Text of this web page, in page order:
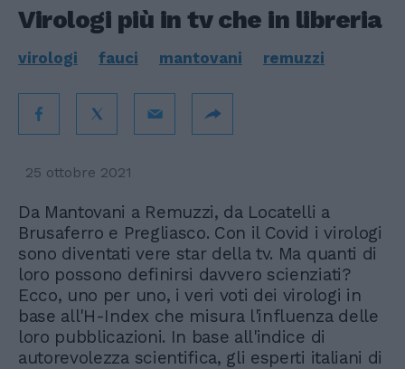
Virologi più in tv che in libreria
virologi fauci mantovani remuzzi
25 ottobre 2021
Da Mantovani a Remuzzi, da Locatelli a
Brusaferro e Pregliasco. Con il Covid i virologi
sono diventati vere star della tv. Ma quanti di
loro possono definirsi davvero scienziati?
Ecco, uno per uno, i veri voti dei virologi in
base all'H-Index che misura l'influenza delle
loro pubblicazioni. In base all'indice di
autorevolezza scientifica, gli esperti italiani di